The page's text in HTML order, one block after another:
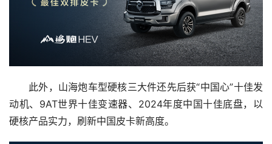
此外，山海炮车型硬核三大件还先后获“中国心”十佳发
动机、9AT世界十佳变速器、2024年度中国十佳底盘，以
硬核产品实力，刷新中国皮卡新高度。